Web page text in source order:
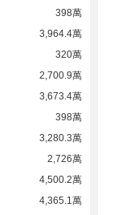
398萬
3,964.4萬
320萬
2,700.9萬
3,673.4萬
398萬
3,280.3萬
2,726萬
4,500.2萬
4,365.1萬